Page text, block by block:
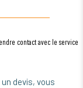
contact avec le service
devis, vous